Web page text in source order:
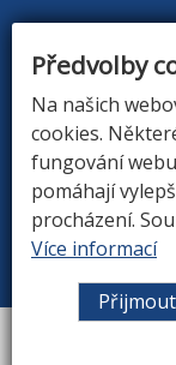
Základní
GPS
ÚVOD|O
ŠKOLA
Předvolby
Na našich
cookies.
fungování
pomáhají
procházení.
Více informací